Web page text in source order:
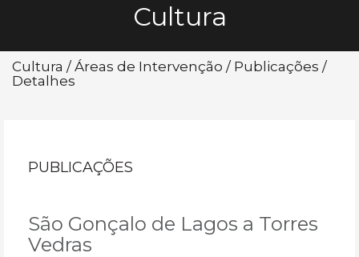
Cultura
Cultura / Áreas de Intervenção / Publicações /
Detalhes
PUBLICAÇÕES
São Gonçalo de Lagos a Torres
Vedras